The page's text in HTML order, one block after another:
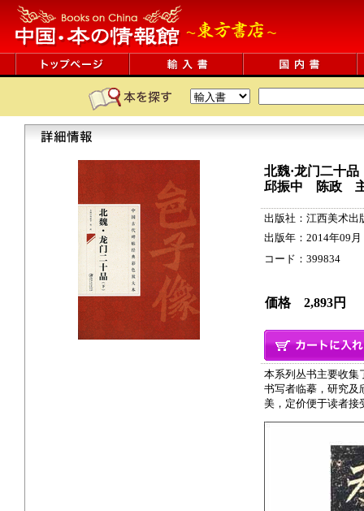
北魏·龙门二十
邱振中 陈政
出版社：江西美术出
出版年：2014年09月
コード：399834
価格 2,893円
本系列丛书主要收集
书写者临摹，研究及
美，定价便于读者接